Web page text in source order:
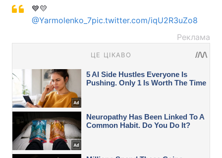
💙💛
@Yarmolenko_7pic.twitter.com/iqU2R3uZo8
Реклама